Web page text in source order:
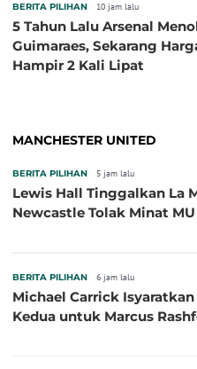
BERITA PILIHAN 10 jam lalu
5 Tahun Lalu Arsenal
Guimaraes, Sekarang
Hampir 2 Kali Lipat
MANCHESTER UNITED
BERITA PILIHAN 5 jam lalu
Lewis Hall Tinggalkan La
Newcastle Tolak Minat MU
BERITA PILIHAN 6 jam lalu
Michael Carrick
Kedua untuk Marcus